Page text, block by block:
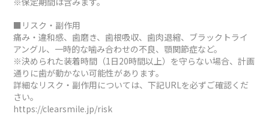
■リスク・副作用
痛み・違和感、歯磨き、歯根吸収、歯肉退縮、ブラックトライ
アングル、一時的な噛み合わせの不良、顎関節症など。
※決められた装着時間（1日20時間以上）を守らない場合、計画
通りに歯が動かない可能性があります。
詳細なリスク・副作用については、下記URLを必ずご確認くだ
さい。
https://clearsmile.jp/risk